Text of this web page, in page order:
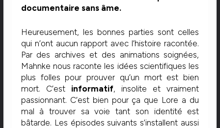
documentaire sans âme.
Heureusement, les bonnes parties sont celles
qui n’ont aucun rapport avec l’histoire racontée.
Par des archives et des animations soignées,
Mahnke nous raconte les idées scientifiques les
plus folles pour prouver qu’un mort est bien
mort. C’est informatif, insolite et vraiment
passionnant. C’est bien pour ça que Lore a du
mal à trouver sa voie tant son identité est
bâtarde. Les épisodes suivants s’installent aussi